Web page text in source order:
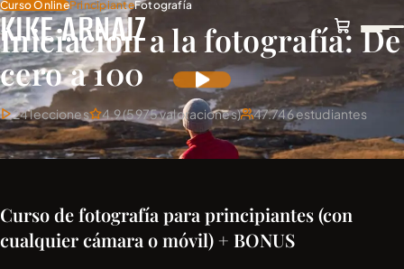
Skip to content
KIKE ARNAIZ
Curso OnlinePrincipianteFotografía
Iniciación a la fotografía: De
cero a 100
24 lecciones 4.9 (5975 valoraciones) 47.746 estudiantes
Curso de fotografía para principiantes (con
cualquier cámara o móvil) + BONUS